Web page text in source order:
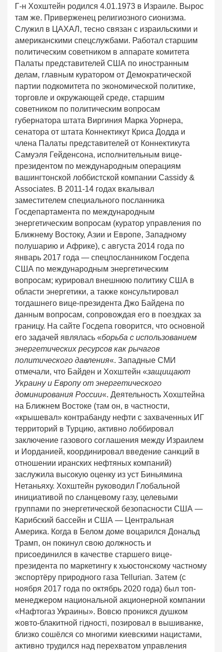
Г-н Хохштейн родился 4.01.1973 в Израиле. Вырос
там же. Приверженец религиозного сионизма.
Служил в ЦАХАЛ, тесно связан с израильскими и
американскими спецслужбами. Работал старшим
политическим советником в аппарате комитета
Палаты представителей США по иностранным
делам, главным куратором от Демократической
партии подкомитета по экономической политике,
торговле и окружающей среде, старшим
советником по политическим вопросам
губернатора штата Виргиния Марка Уорнера,
сенатора от штата Коннектикут Криса Додда и
члена Палаты представителей от Коннектикута
Самуэля Гейденсона, исполнительным вице-
президентом по международным операциям
вашингтонской лоббистской компании Cassidy &
Associates. В 2011-14 годах вкалывал
заместителем специального посланника
Госдепартамента по международным
энергетическим вопросам (куратор управления по
Ближнему Востоку, Азии и Европе, Западному
полушарию и Африке), с августа 2014 года по
январь 2017 года — спецпосланником Госдепа
США по международным энергетическим
вопросам; курировал внешнюю политику США в
области энергетики, а также консультировал
тогдашнего вице-президента Джо Байдена по
данным вопросам, сопровождая его в поездках за
границу. На сайте Госдепа говорится, что основной
его задачей являлась «борьба с использованием
энергетических ресурсов как рычагов
политического давления«. Западные СМИ
отмечали, что Байден и Хохштейн «защищают
Украину и Европу от энергетического
доминирования России«. Деятельность Хохштейна
на Ближнем Востоке (там он, в частности,
«крышевал» контрабанду нефти с захваченных ИГ
территорий в Турцию, активно лоббировал
заключение газового соглашения между Израилем
и Иорданией, координировал введение санкций в
отношении иранских нефтяных компаний)
заслужила высокую оценку из уст Биньямина
Нетаньяху. Хохштейн руководил Глобальной
инициативой по сланцевому газу, целевыми
группами по энергетической безопасности США —
Карибский бассейн и США — Центральная
Америка. Когда в Белом доме воцарился Дональд
Трамп, он покинул свою должность и
присоединился в качестве старшего вице-
президента по маркетингу к хьюстонскому частному
экспортёру природного газа Tellurian. Затем (с
ноября 2017 года по октябрь 2020 года) был топ-
менеджером национальной акционерной компании
«Нафтогаз Украины». Вовсю проникся душком
жовто-блакитной гідності, позировал в вышиванке,
близко сошёлся со многими киевскими нацистами,
активно трудился над перехватом управления